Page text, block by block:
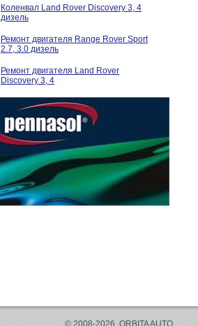
Коленвал Land Rover Discovery 3, 4
дизель
Ремонт двигателя Range Rover Sport
2.7, 3.0 дизель
Ремонт двигателя Land Rover
Discovery 3, 4
© 2008-2026, ORBITA AUTO